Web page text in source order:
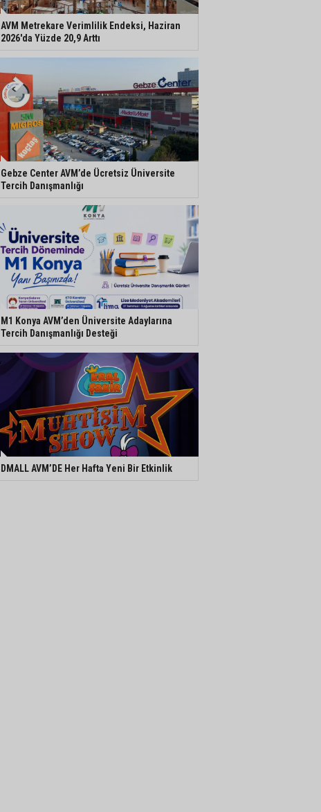
AVM Metrekare Verimlilik Endeksi, Haziran
2026'da Yüzde 20,9 Arttı
Gebze Center AVM’de Ücretsiz Üniversite
Tercih Danışmanlığı
M1 Konya AVM’den Üniversite Adaylarına
Tercih Danışmanlığı Desteği
DMALL AVM’DE Her Hafta Yeni Bir Etkinlik